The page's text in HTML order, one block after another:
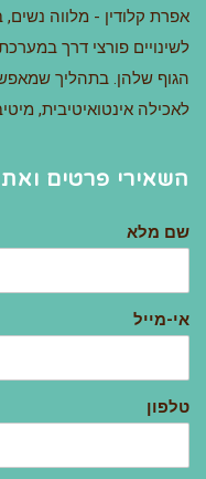
אפרת קלודין - מלווה נשים,
לשינויים פורצי דרך
הגוף שלהן. בתהליך
לאכילה אינטואיטיבית,
השאירי פרטים
שם מלא
אי-מייל
טלפון